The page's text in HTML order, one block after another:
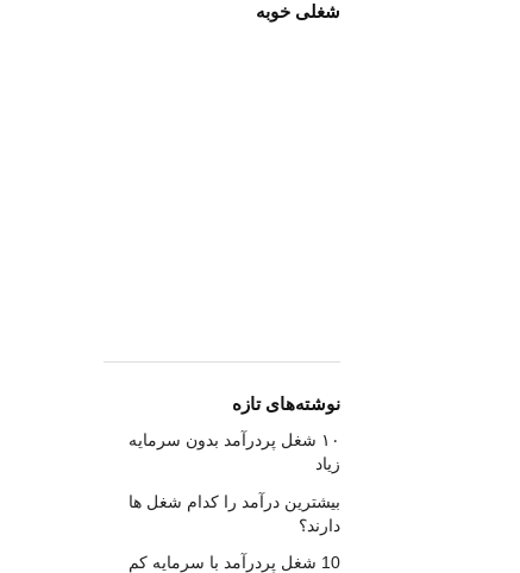
شغلی خوبه
نوشته‌های تازه
۱۰ شغل پردرآمد بدون سرمایه
زیاد
بیشترین درآمد را کدام شغل ها
دارند؟
10 شغل پردرآمد با سرمایه کم